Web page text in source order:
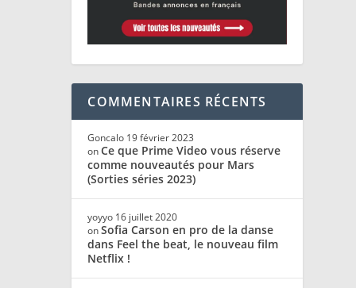
COMMENTAIRES RÉCENTS
Goncalo 19 février 2023
onCe que Prime Video vous réserve
comme nouveautés pour Mars
(Sorties séries 2023)
yoyyo 16 juillet 2020
onSofia Carson en pro de la danse
dans Feel the beat, le nouveau film
Netflix !